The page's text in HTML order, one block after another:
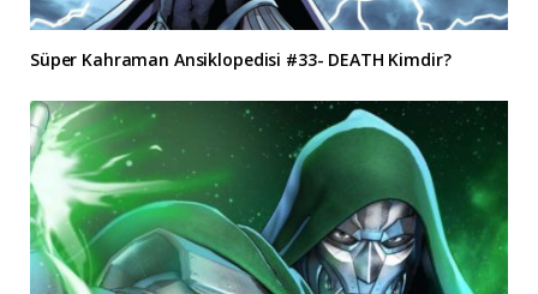
Süper Kahraman Ansiklopedisi #33- DEATH Kimdir?